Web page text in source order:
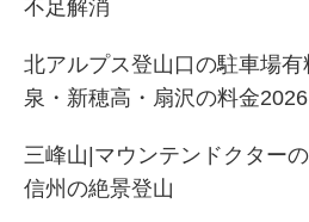
不足解消
北アルプス登山口の駐車場
泉・新穂高・扇沢の料金2026
三峰山|マウンテンドクター
信州の絶景登山